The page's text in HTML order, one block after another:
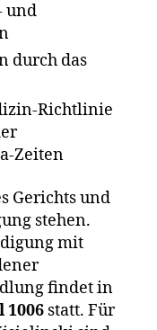
und
durch das
Richtlinie
Zeiten
Gerichts und
stehen.
mit
findet in
1006 statt. Für